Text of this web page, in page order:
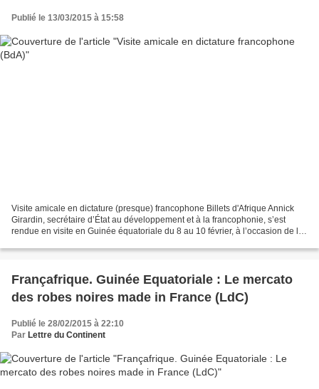
Publié le 13/03/2015 à 15:58
Visite amicale en dictature (presque) francophone Billets d'Afrique Annick
Girardin, secrétaire d’État au développement et à la francophonie, s’est
rendue en visite en Guinée équatoriale du 8 au 10 février, à l’occasion de la
Françafrique. Guinée Equatoriale : Le mercato
des robes noires made in France (LdC)
Publié le 28/02/2015 à 22:10
Par Lettre du Continent